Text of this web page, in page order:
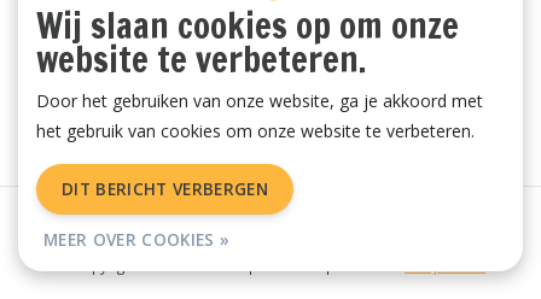
Algemene voorwaarden | Privacy Policy
Wij slaan cookies op om onze
website te verbeteren.
Door het gebruiken van onze website, ga je akkoord met
het gebruik van cookies om onze website te verbeteren.
DIT BERICHT VERBERGEN
MEER OVER COOKIES »